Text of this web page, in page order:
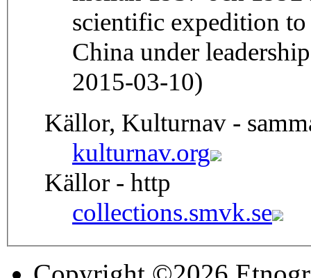
scientific expedition
China under
2015-03-10)
Källor, Kulturnav -
kulturnav.org
Källor - http
collections.smvk.se